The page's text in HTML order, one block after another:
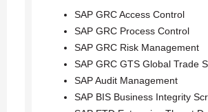
SAP GRC Access Control
SAP GRC Process Control
SAP GRC Risk Management
SAP GRC GTS Global Trade
SAP Audit Management
SAP BIS Business Integrity